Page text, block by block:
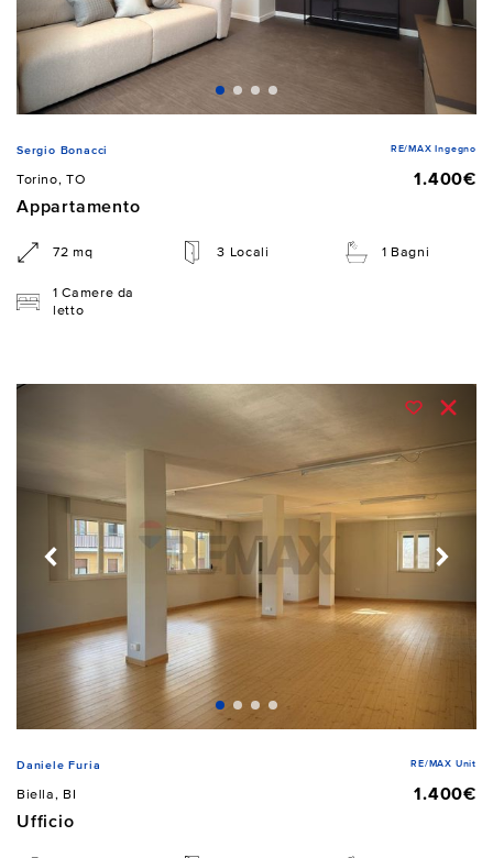
Sergio Bonacci RE/MAX Ingegno
Torino, TO
1.400€
Appartamento
72 mq 3 Locali 1 Bagni
1 Camere da
letto
Daniele Furia RE/MAX Unit
Biella, BI
1.400€
Ufficio